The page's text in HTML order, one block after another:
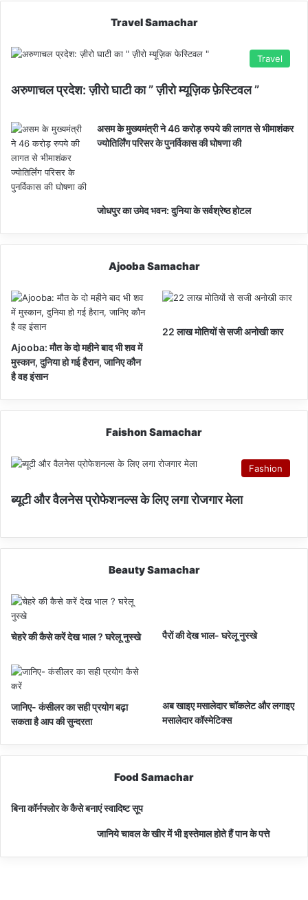
Travel Samachar
Travel
अरुणाचल प्रदेश: ज़ीरो घाटी का ” ज़ीरो म्यूज़िक फ़ेस्टिवल ”
असम के मुख्यमंत्री ने 46 करोड़ रुपये की लागत से भीमाशंकर
ज्योतिर्लिंग परिसर के पुनर्विकास की घोषणा की
जोधपुर का उमेद भवन: दुनिया के सर्वश्रेष्ठ होटल
Ajooba Samachar
Ajooba: मौत के दो महीने बाद भी शव में
मुस्कान, दुनिया हो गई हैरान, जानिए कौन
है वह इंसान
22 लाख मोतियों से सजी अनोखी कार
Faishon Samachar
Fashion
ब्यूटी और वैलनेस प्रोफेशनल्स के लिए लगा रोजगार मेला
Beauty Samachar
चेहरे की कैसे करें देख भाल ? घरेलू नुस्खे पैरों की देख भाल- घरेलू नुस्खे
जानिए- कंसीलर का सही प्रयोग बढ़ा
सकता है आप की सुन्दरता
अब खाइए मसालेदार चॉकलेट और लगाइए
मसालेदार कॉस्‍मेटिक्‍स
Food Samachar
बिना कॉर्नफ्लोर के कैसे बनाएं स्वादिष्ट सूप
जानिये चावल के खीर में भी इस्तेमाल होते हैं पान के पत्ते